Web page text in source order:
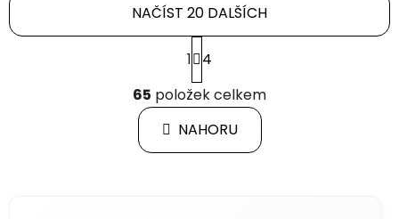
O
v
l
á
d
NAČÍST 20 DALŠÍCH
S
t
r
á
n
k
1
4
65 položek celkem
NAHORU